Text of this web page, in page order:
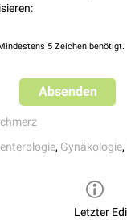
5 Zeichen benötigt.
Absenden
, Gynäkologie,
Letzter